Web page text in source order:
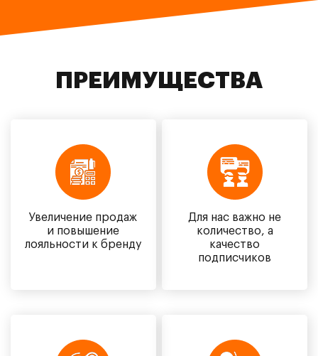
ПРЕИМУЩЕСТВА
Увеличение продаж
и повышение
лояльности к бренду
Для нас важно не
количество, а
качество
подписчиков